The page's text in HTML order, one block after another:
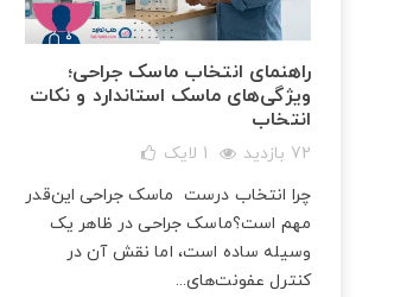
راهنمای انتخاب ماسک جراحی؛
ویژگی‌های ماسک استاندارد و نکات
انتخاب
72 بازدید 1 لایک
چرا انتخاب درست ماسک جراحی این‌قدر
مهم است؟ماسک جراحی در ظاهر یک
وسیله ساده است، اما نقش آن در
کنترل عفونت‌های...